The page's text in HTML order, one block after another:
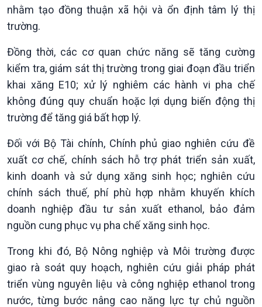
Xã hội
Tin Đời sống & Xã hội
360 độ Sức khỏe
Chuyển đổi Xanh
Tài nguyên và Môi trường
Chuyên gia của bạn
Bước chân đến trường
Khoa học & Công nghệ
Tin Khoa học & Công nghệ
Kết nối công nghệ
Sống chung với biến đổi
khí hậu
nhằm tạo đồng thuận xã hội và ổn định tâm lý thị
trường.
Đồng thời, các cơ quan chức năng sẽ tăng cường
kiểm tra, giám sát thị trường trong giai đoạn đầu triển
khai xăng E10; xử lý nghiêm các hành vi pha chế
không đúng quy chuẩn hoặc lợi dụng biến động thị
trường để tăng giá bất hợp lý.
Đối với Bộ Tài chính, Chính phủ giao nghiên cứu đề
xuất cơ chế, chính sách hỗ trợ phát triển sản xuất,
kinh doanh và sử dụng xăng sinh học; nghiên cứu
chính sách thuế, phí phù hợp nhằm khuyến khích
doanh nghiệp đầu tư sản xuất ethanol, bảo đảm
nguồn cung phục vụ pha chế xăng sinh học.
Trong khi đó, Bộ Nông nghiệp và Môi trường được
giao rà soát quy hoạch, nghiên cứu giải pháp phát
triển vùng nguyên liệu và công nghiệp ethanol trong
nước, từng bước nâng cao năng lực tự chủ nguồn